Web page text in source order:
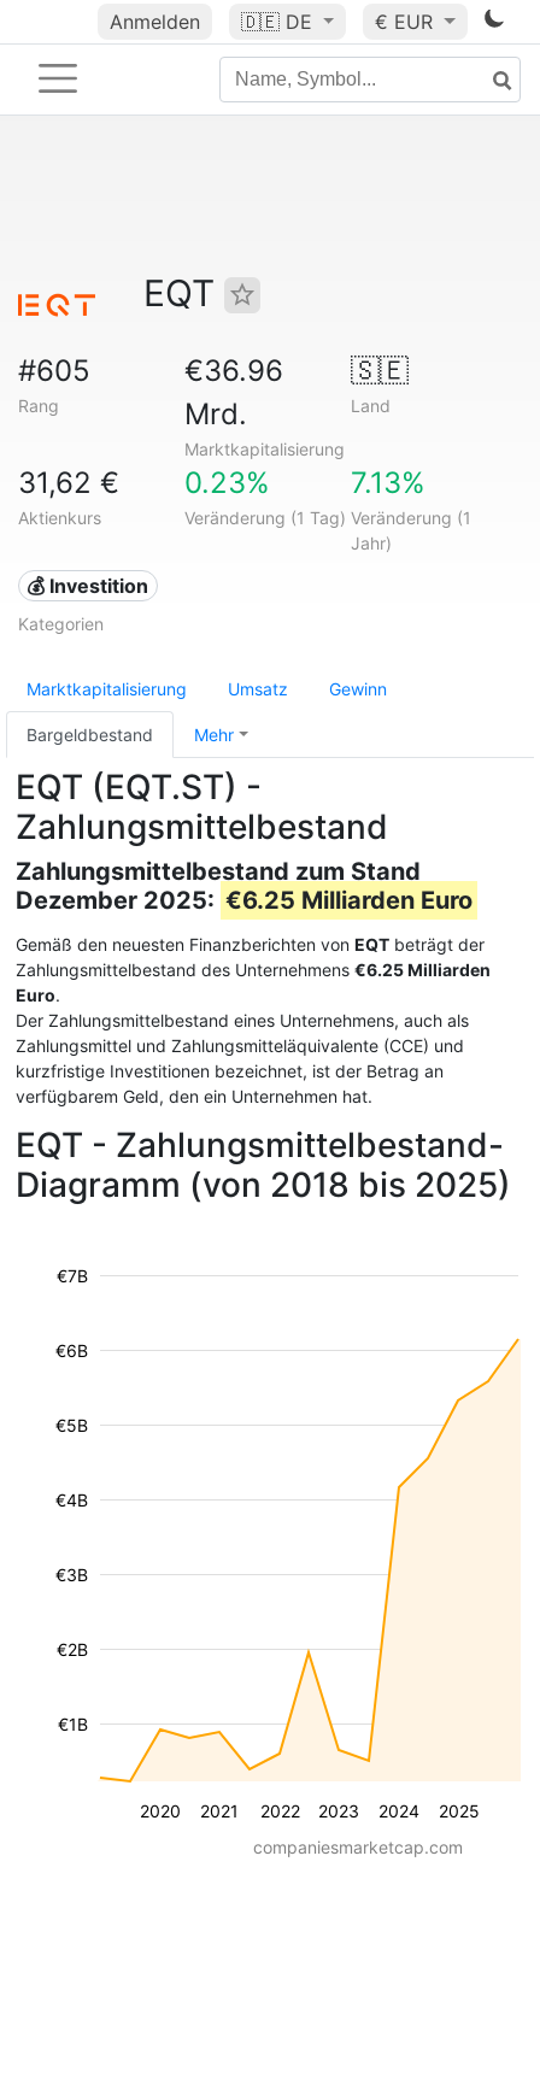
Anmelden 🇩🇪 DE € EUR
EQT
#605
Rang
€36.96
Mrd.
Marktkapitalisierung
🇸🇪
Land
31,62 €
Aktienkurs
0.23%
Veränderung (1 Tag)
7.13%
Veränderung (1
Jahr)
💰 Investition
Kategorien
Marktkapitalisierung Umsatz Gewinn
Bargeldbestand Mehr
EQT (EQT.ST) -
Zahlungsmittelbestand
Zahlungsmittelbestand zum Stand
Dezember 2025: €6.25 Milliarden Euro
Gemäß den neuesten Finanzberichten von EQT beträgt der
Zahlungsmittelbestand des Unternehmens €6.25 Milliarden
Euro.
Der Zahlungsmittelbestand eines Unternehmens, auch als
Zahlungsmittel und Zahlungsmitteläquivalente (CCE) und
kurzfristige Investitionen bezeichnet, ist der Betrag an
verfügbarem Geld, den ein Unternehmen hat.
EQT - Zahlungsmittelbestand-
Diagramm (von 2018 bis 2025)
2020 2021 2022 2023 2024 2025
€1B
€2B
€3B
€4B
€5B
€6B
€7B
companiesmarketcap.com